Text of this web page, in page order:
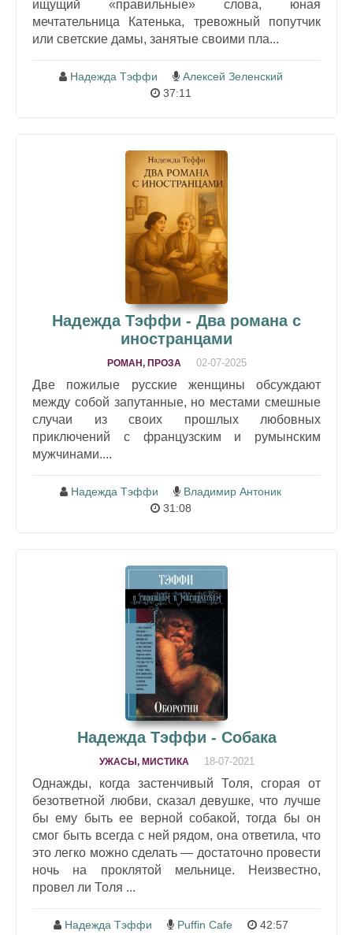
ищущий «правильные» слова, юная
мечтательница Катенька, тревожный попутчик
или светские дамы, занятые своими пла...
Надежда Тэффи
Алексей Зеленский
37:11
Надежда Тэффи - Два романа с
иностранцами
РОМАН, ПРОЗА 02-07-2025
Две пожилые русские женщины обсуждают
между собой запутанные, но местами смешные
случаи из своих прошлых любовных
приключений с французским и румынским
мужчинами....
Надежда Тэффи
Владимир Антоник
31:08
Надежда Тэффи - Собака
УЖАСЫ, МИСТИКА 18-07-2021
Однажды, когда застенчивый Толя, сгорая от
безответной любви, сказал девушке, что лучше
бы ему быть ее верной собакой, тогда бы он
смог быть всегда с ней рядом, она ответила, что
это легко можно сделать — достаточно провести
ночь на проклятой мельнице. Неизвестно,
провел ли Толя ...
Надежда Тэффи Puffin Cafe 42:57